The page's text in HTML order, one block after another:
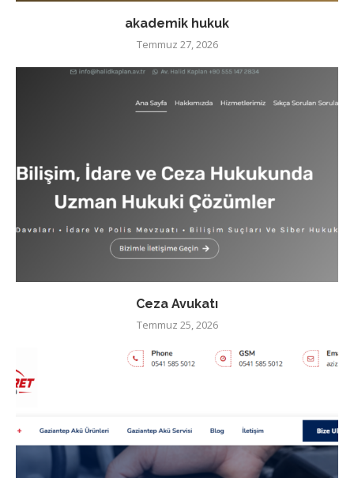
akademik hukuk
Temmuz 27, 2026
Ceza Avukatı
Temmuz 25, 2026